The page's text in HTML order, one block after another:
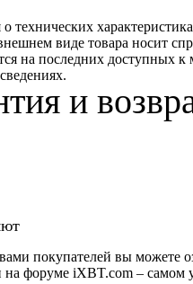
технических
виде товара носит
на последних доступных к
и
покупателей вы можете
на форуме iXBT.com – самом